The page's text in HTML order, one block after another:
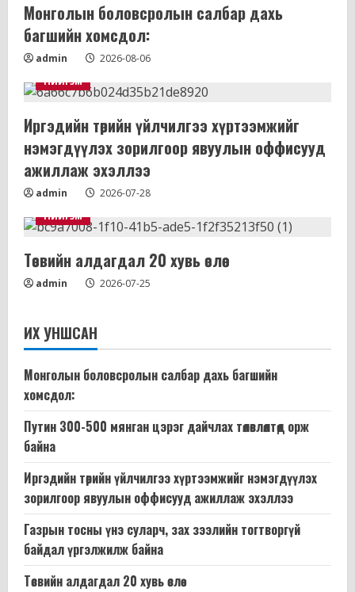
Монголын боловсролын салбар дахь
багшийн хомсдол:
admin
2026-08-06
Нийгэм
Иргэдийн төрийн үйлчилгээ хүртээмжийг
нэмэгдүүлэх зорилгоор явуулын оффисууд
ажиллаж эхэллээ
admin
2026-07-28
Нийгэм
Төсвийн алдагдал 20 хувь өслөө
admin 2026-07-25
ИХ УНШСАН
Монголын боловсролын салбар дахь багшийн
хомсдол:
Путин 300-500 мянган цэрэг дайчлах төлөвлөлтөд орж
байна
Иргэдийн төрийн үйлчилгээ хүртээмжийг нэмэгдүүлэх
зорилгоор явуулын оффисууд ажиллаж эхэллээ
Газрын тосны үнэ суларч, зах зээлийн тогтворгүй
байдал үргэлжилж байна
Төсвийн алдагдал 20 хувь өслөө